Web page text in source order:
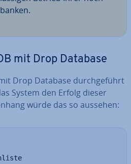
mit Drop Database
Drop Database durch­ge­führt
System den Erfolg dieser
würde das so aussehen: